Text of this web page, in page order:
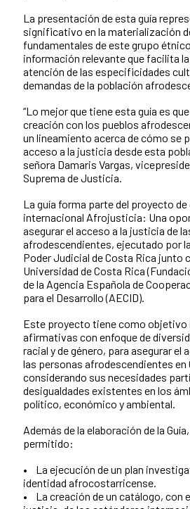
La presentación de esta guía
significativo en la materialización
fundamentales de este grupo
información relevante que facilita
atención de las especificidades
demandas de la población
“Lo mejor que tiene esta guía es
creación con los pueblos
un lineamiento acerca de cómo se
acceso a la justicia desde esta
señora Damaris Vargas,
Suprema de Justicia.
La guía forma parte del proyecto
internacional Afrojusticia: Una
asegurar el acceso a la justicia de
afrodescendientes, ejecutado por
Poder Judicial de Costa Rica junto
Universidad de Costa Rica
de la Agencia Española de
para el Desarrollo (AECID).
Este proyecto tiene como objetivo
afirmativas con enfoque de
racial y de género, para asegurar el
las personas afrodescendientes en
considerando sus necesidades
desigualdades existentes en los
político, económico y ambiental.
Además de la elaboración de la
permitido:
• La ejecución de un plan
identidad afrocostarricense.
• La creación de un catálogo, con